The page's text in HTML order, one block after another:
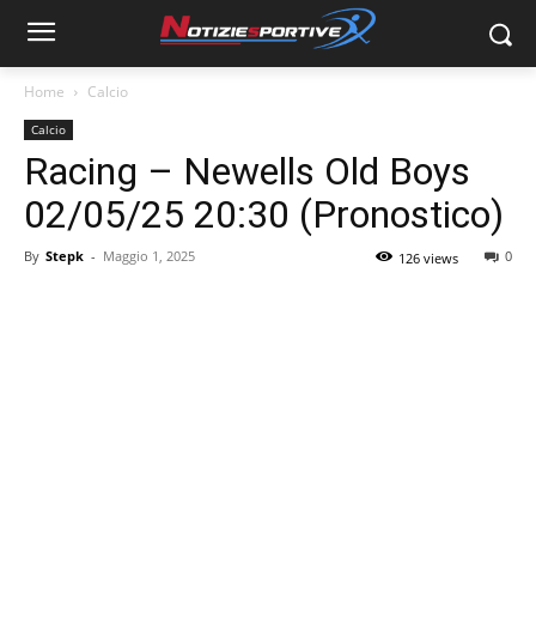
Home Calcio
Calcio
Racing – Newells Old Boys
02/05/25 20:30 (Pronostico)
By Stepk - Maggio 1, 2025 0
126 views